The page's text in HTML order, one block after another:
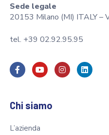
Sede legale
20153 Milano (MI) ITALY –
tel. +39 02.92.95.95
Chi siamo
L’azienda